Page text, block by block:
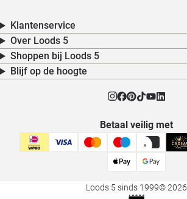
Klantenservice
Over Loods 5
Shoppen bij Loods 5
Blijf op de hoogte
Betaal veilig met
Loods 5 sinds 1999© 2026